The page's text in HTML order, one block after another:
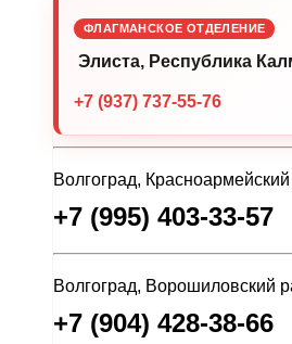
ФЛАГМАНСКОЕ ОТДЕЛЕНИЕ
Элиста, Республика
+7 (937) 737-55-76
Волгоград,
+7 (995) 403-33-57
Волгоград, Ворошиловский
+7 (904) 428-38-66